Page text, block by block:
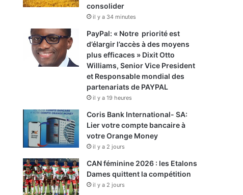
consolider
il y a 34 minutes
PayPal: « Notre priorité est
d’élargir l’accès à des moyens
plus efficaces » Dixit Otto
Williams, Senior Vice President
et Responsable mondial des
partenariats de PAYPAL
il y a 19 heures
Coris Bank International- SA:
Lier votre compte bancaire à
votre Orange Money
il y a 2 jours
CAN féminine 2026 : les Etalons
Dames quittent la compétition
il y a 2 jours